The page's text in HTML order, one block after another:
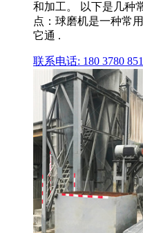
和加工。 以下是几种
点：球磨机是一种常
它通 .
联系电话: 180 3780